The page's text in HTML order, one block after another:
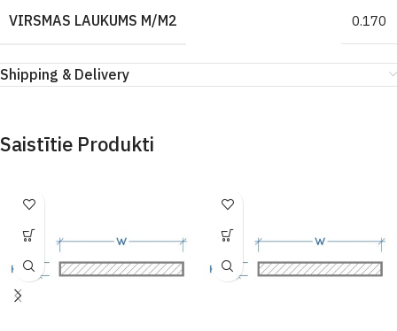
VIRSMAS LAUKUMS M/M2 0.170
Shipping & Delivery
Saistītie Produkti